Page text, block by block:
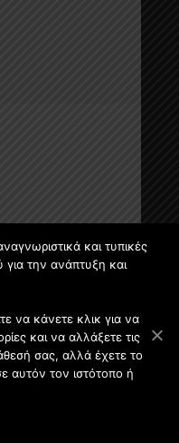
και τυπικές
για την ανάπτυξη και
να κάνετε κλικ για να
και να αλλάξετε τις
σας, αλλά έχετε το
αυτόν τον ιστότοπο ή